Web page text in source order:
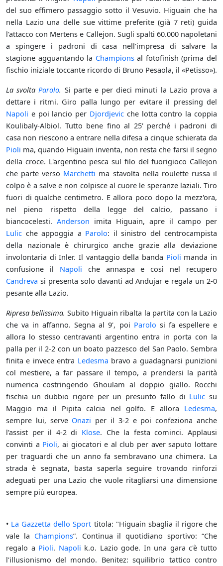
del suo effimero passaggio sotto il Vesuvio. Higuain che ha
nella Lazio una delle sue vittime preferite (già 7 reti) guida
l'attacco con Mertens e Callejon. Sugli spalti 60.000 napoletani
a spingere i padroni di casa nell'impresa di salvare la
stagione agguantando la Championsal fotofinish (prima del
fischio iniziale toccante ricordo di Bruno Pesaola, il «Petisso»).
La svoltaParolo. Si parte e per dieci minuti la Lazio prova a
dettare i ritmi. Giro palla lungo per evitare il pressing del
Napoli e poi lancio per Djordjevic che lotta contro la coppia
Koulibaly-Albiol. Tutto bene fino al 25' perché i padroni di
casa non riescono a entrare nella difesa a cinque schierata da
Pioli ma, quando Higuain inventa, non resta che farsi il segno
della croce. L'argentino pesca sul filo del fuorigioco Callejon
che parte verso Marchetti ma stavolta nella roulette russa il
colpo è a salve e non colpisce al cuore le speranze laziali. Tiro
fuori di qualche centimetro. E allora poco dopo la mezz'ora,
nel pieno rispetto della legge del calcio, passano i
biancocelesti. Anderson imita Higuain, apre il campo per
Lulic che appoggia a Parolo: il sinistro del centrocampista
della nazionale è chirurgico anche grazie alla deviazione
involontaria di Inler. Il vantaggio della banda Pioli manda in
confusione il Napoli che annaspa e così nel recupero
Candreva si presenta solo davanti ad Andujar e regala un 2-0
pesante alla Lazio.
Ripresa bellissima. Subito Higuain ribalta la partita con la Lazio
che va in affanno. Segna al 9', poi Parolo si fa espellere e
allora lo stesso centravanti argentino entra in porta con la
palla per il 2-2 con un boato pazzesco del San Paolo. Sembra
finita e invece entra Ledesma bravo a guadagnarsi punizioni
col mestiere, a far passare il tempo, a prendersi la parità
numerica costringendo Ghoulam al doppio giallo. Rocchi
fischia un dubbio rigore per un presunto fallo di Lulic su
Maggio ma il Pipita calcia nel golfo. E allora Ledesma,
sempre lui, serve Onazi per il 3-2 e poi confeziona anche
l'assist per il 4-2 di Klose. Che la festa cominci. Applausi
convinti a Pioli, ai giocatori e al club per aver saputo lottare
per traguardi che un anno fa sembravano una chimera. La
strada è segnata, basta saperla seguire trovando rinforzi
adeguati per una Lazio che vuole ritagliarsi una dimensione
sempre più europea.
• La Gazzetta dello Sport titola: "Higuain sbaglia il rigore che
vale la Champions”. Continua il quotidiano sportivo: “Che
regalo a Pioli. Napoli k.o. Lazio gode. In una gara c'è tutto
l'illusionismo del mondo. Benitez: squilibrio tattico contro